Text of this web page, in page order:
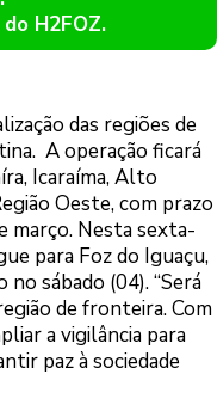
H2FOZ.
das regiões de
A operação ficará
Icaraíma, Alto
Oeste, com prazo
março. Nesta sexta-
para Foz do Iguaçu,
sábado (04). “Será
de fronteira. Com
a vigilância para
paz à sociedade